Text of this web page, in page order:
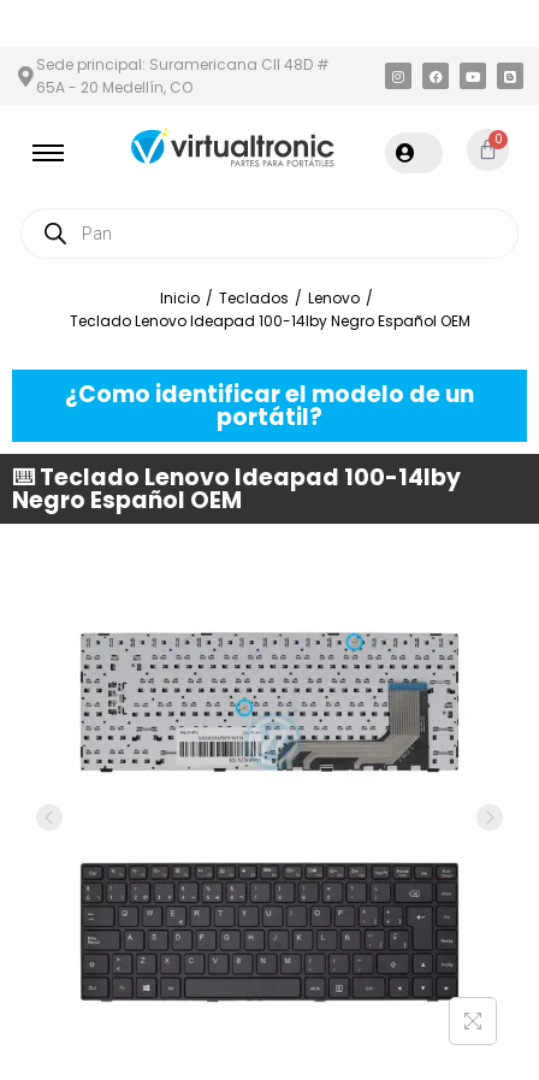
Sede principal: Suramericana Cll 48D #
65A - 20 Medellín, CO
0
Inicio / Teclados / Lenovo /
Teclado Lenovo Ideapad 100-14Iby Negro Español OEM
¿Como identificar el modelo de un
portátil?
⌨️ Teclado Lenovo Ideapad 100-14Iby
Negro Español OEM